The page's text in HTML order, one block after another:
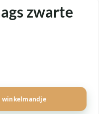
zwarte
winkelmandje